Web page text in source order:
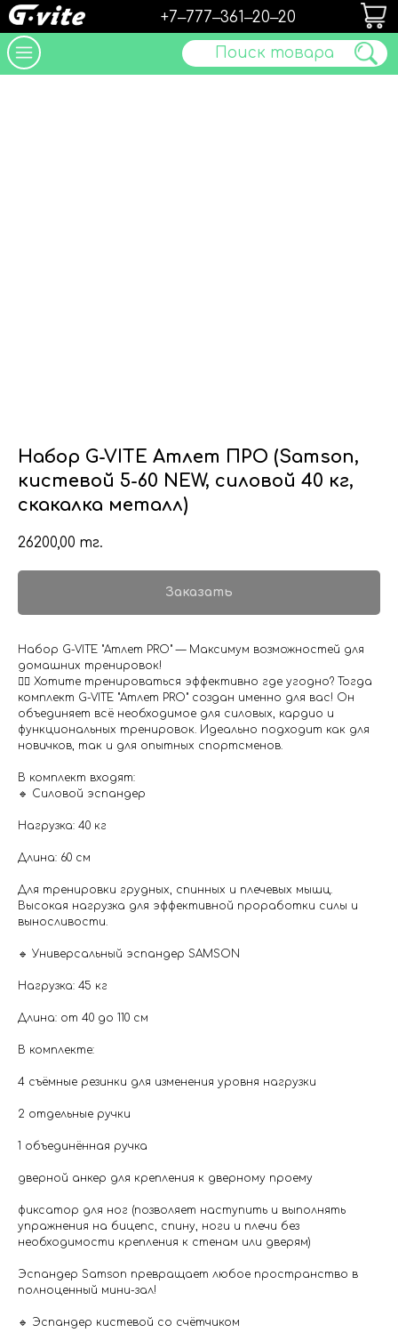
Поиск товара
+7‒777‒361‒20‒20
Набор G-VITE Атлет ПРО (Samson,
кистевой 5-60 NEW, силовой 40 кг,
скакалка металл)
26200,00 тг.
Заказать
Набор G-VITE "Атлет PRO" — Максимум возможностей для
домашних тренировок!
🏋️‍♂️ Хотите тренироваться эффективно где угодно? Тогда
комплект G-VITE "Атлет PRO" создан именно для вас! Он
объединяет всё необходимое для силовых, кардио и
функциональных тренировок. Идеально подходит как для
новичков, так и для опытных спортсменов.
В комплект входят:
🔹 Силовой эспандер
Нагрузка: 40 кг
Длина: 60 см
Для тренировки грудных, спинных и плечевых мышц.
Высокая нагрузка для эффективной проработки силы и
выносливости.
🔹 Универсальный эспандер SAMSON
Нагрузка: 45 кг
Длина: от 40 до 110 см
В комплекте:
4 съёмные резинки для изменения уровня нагрузки
2 отдельные ручки
1 объединённая ручка
дверной анкер для крепления к дверному проему
фиксатор для ног (позволяет наступить и выполнять
упражнения на бицепс, спину, ноги и плечи без
необходимости крепления к стенам или дверям)
Эспандер Samson превращает любое пространство в
полноценный мини-зал!
🔹 Эспандер кистевой со счётчиком